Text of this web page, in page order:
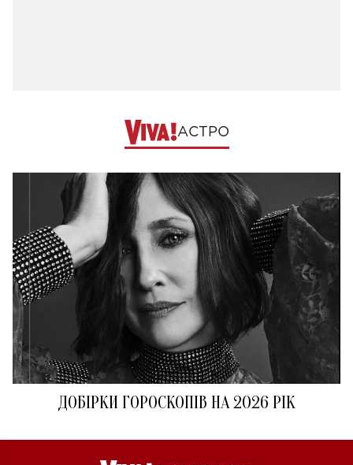
АСТРО
ДОБІРКИ ГОРОСКОПІВ НА 2026 РІК